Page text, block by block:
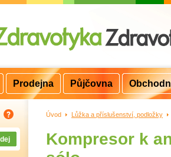
Úvod > Lůžka a příslušenství, podložky >
Kompresor k
Prodejna Půjčovna